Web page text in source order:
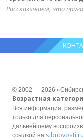
Рассказываем, что
© 2002 — 2026
Возрастная
Вся информация,
только для
дальнейшему
ссылкой на sibnovosti.ru